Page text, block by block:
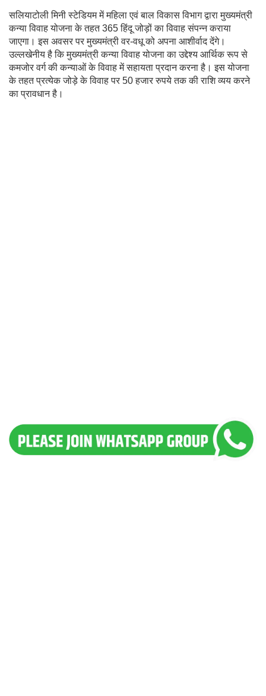
सलियाटोली मिनी स्टेडियम में महिला एवं बाल विकास विभाग द्वारा मुख्यमंत्री
कन्या विवाह योजना के तहत 365 हिंदू जोड़ों का विवाह संपन्न कराया
जाएगा। इस अवसर पर मुख्यमंत्री वर-वधू को अपना आशीर्वाद देंगे।
उल्लखेनीय है कि मुख्यमंत्री कन्या विवाह योजना का उद्देश्य आर्थिक रूप से
कमजोर वर्ग की कन्याओं के विवाह में सहायता प्रदान करना है। इस योजना
के तहत प्रत्येक जोड़े के विवाह पर 50 हजार रुपये तक की राशि व्यय करने
का प्रावधान है।